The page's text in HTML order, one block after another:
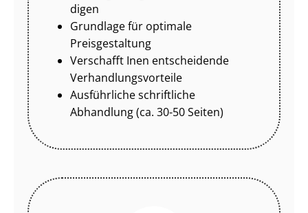
di­gen
Grundlage für optimale
Preisgestaltung
Verschafft Inen entscheidende
Ver­hand­lungs­vor­tei­le
Ausführliche schriftliche
Abhandlung (ca. 30-50 Seiten)